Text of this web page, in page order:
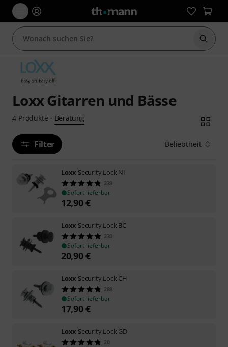
Suche
Loxx Gitarren und Bässe
4 Produkte · Beratung
Filter Beliebtheit
Loxx Security Lock NI
239
Sofort lieferbar
12,90€
Loxx Security Lock BC
230
Sofort lieferbar
20,90€
Loxx Security Lock CH
288
Sofort lieferbar
17,90€
Loxx Security Lock GD
20